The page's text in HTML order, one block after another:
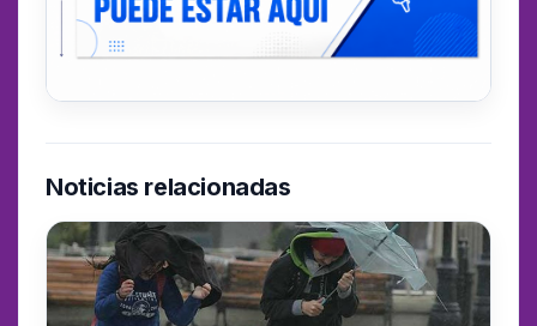
Noticias relacionadas